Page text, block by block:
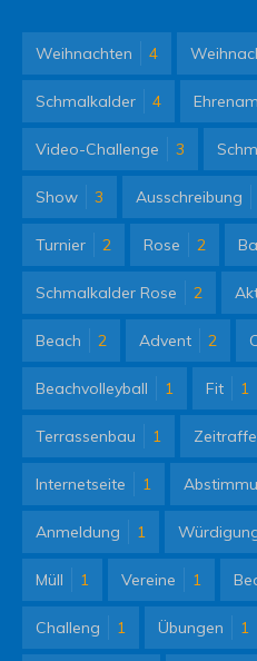
Weihnachten 4
Schmalkalder 4
Video-Challenge 3
Show 3 Ausschreibung
Turnier 2 Rose 2
Schmalkalder Rose 2
Beach 2 Advent 2
Beachvolleyball 1 Fit 1
Terrassenbau 1
Internetseite 1
Anmeldung 1
Müll 1 Vereine 1
Challeng 1 Übungen 1